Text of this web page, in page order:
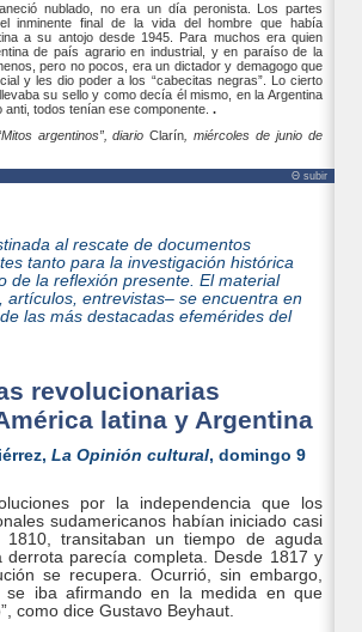
nublado, no era un día peronista. Los partes
inminente final de la vida del hombre que había
a su antojo desde 1945. Para muchos era quien
de país agrario en industrial, y en paraíso de la
pero no pocos, era un dictador y demagogo que
y les dio poder a los “cabecitas negras”. Lo cierto
su sello y como decía él mismo, en la Argentina
todos tenían ese componente. .
argentinos”, diarioClarín , miércoles de junio de
Θ subir
al rescate de documentos
tanto para la investigación histórica
de la reflexión presente. El material
artículos, entrevistas– se encuentra en
las más destacadas efemérides del
revolucionarias
latina y Argentina
La Opinión cultural, domingo 9
por la independencia que los
sudamericanos habían iniciado casi
1810, transitaban un tiempo de aguda
derrota parecía completa. Desde 1817 y
se recupera. Ocurrió, sin embargo,
se iba afirmando en la medida en que
como dice Gustavo Beyhaut.